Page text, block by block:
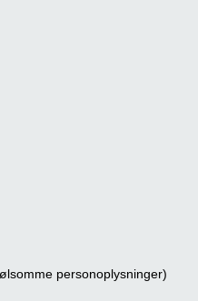
personoplysninger)